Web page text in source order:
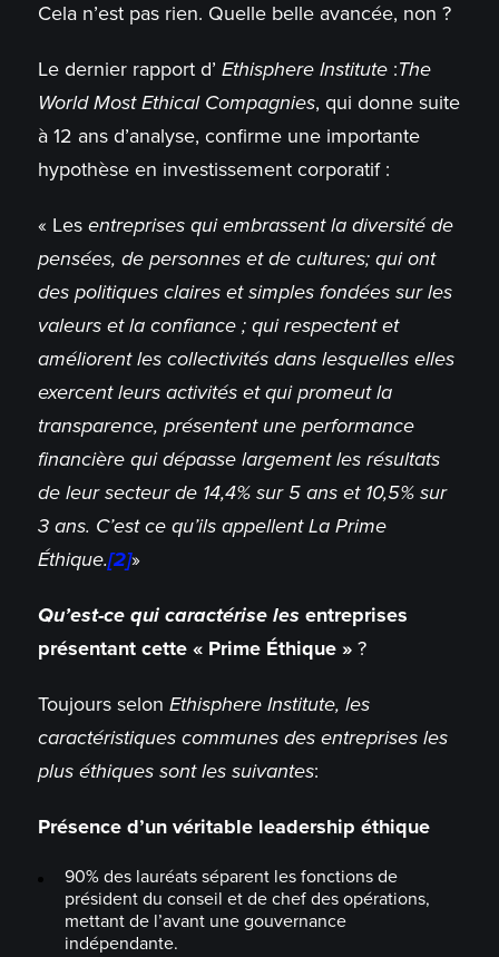
Cela n’est pas rien. Quelle belle avancée, non ?
Le dernier rapport d’ Ethisphere Institute:The
World Most Ethical Compagnies, qui donne suite
à 12 ans d’analyse, confirme une importante
hypothèse en investissement corporatif :
« Lesentreprises qui embrassent la diversité de
pensées, de personnes et de cultures; qui ont
des politiques claires et simples fondées sur les
valeurs et la confiance ; qui respectent et
améliorent les collectivités dans lesquelles elles
exercent leurs activités et qui promeut la
transparence, présentent une performance
financière qui dépasse largement les résultats
de leur secteur de 14,4% sur 5 ans et 10,5% sur
3 ans. C’est ce qu’ils appellent La Prime
Éthique.[2]»
Qu’est-ce qui caractérise les entreprises
présentant cette « Prime Éthique »?
Toujours selon Ethisphere Institute, les
caractéristiques communes des entreprises les
plus éthiques sont les suivantes:
Présence d’un véritable leadership éthique
90% des lauréats séparent les fonctions de
président du conseil et de chef des opérations,
mettant de l’avant une gouvernance
indépendante.